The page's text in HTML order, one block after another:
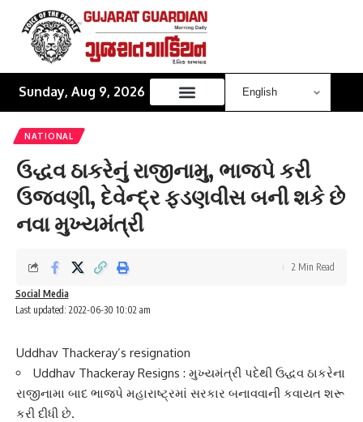
Sunday, Aug 9, 2026
NATIONAL
ઉદ્ધવ ઠાકરેનું રાજીનામુ, ભાજપે કરી
ઉજવણી, દેવેન્દ્ર ફડણવીસ બની શકે છે
નવા મુખ્યમંત્રી
Last updated: 2022-06-30 10:02 am
Social Media
2 Min Read
Uddhav Thackeray’s resignation
Uddhav Thackeray Resigns : મુખ્યમંત્રી પદેથી ઉદ્ધવ ઠાકરેના
રાજીનામા બાદ ભાજપે મહારાષ્ટ્રમાં સરકાર બનાવવાની કવાયત શરૂ
કરી દીધી છે.